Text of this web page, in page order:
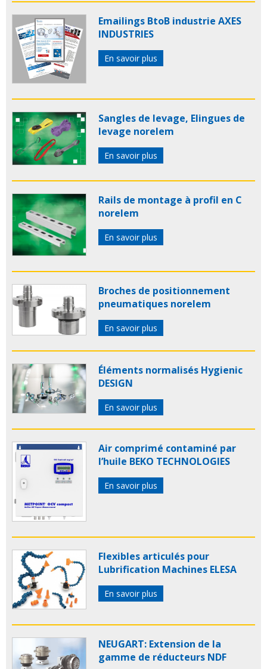
Emailings BtoB industrie AXES
INDUSTRIES
En savoir plus
Sangles de levage, Elingues de
levage norelem
En savoir plus
Rails de montage à profil en C
norelem
En savoir plus
Broches de positionnement
pneumatiques norelem
En savoir plus
Éléments normalisés Hygienic
DESIGN
En savoir plus
Air comprimé contaminé par
l’huile BEKO TECHNOLOGIES
En savoir plus
Flexibles articulés pour
Lubrification Machines ELESA
En savoir plus
NEUGART: Extension de la
gamme de réducteurs NDF